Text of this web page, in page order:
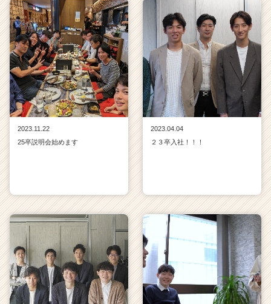
r
e
e
r）
2023.11.22
25卒説明会始めます
2023.04.04
２３卒入社！！！